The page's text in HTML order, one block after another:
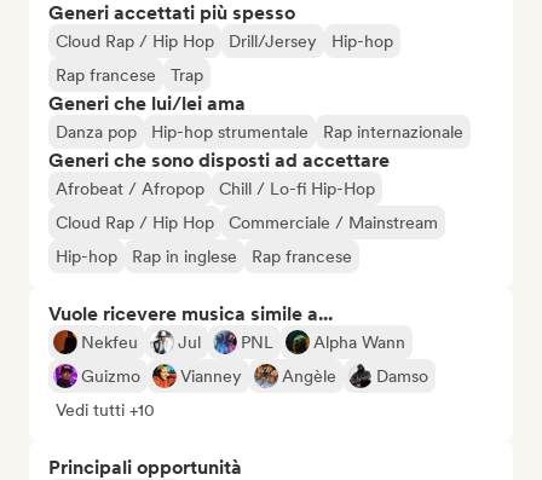
Generi accettati più spesso
Cloud Rap / Hip Hop Drill/Jersey
Hip-hop
Rap francese
Trap
Generi che lui/lei ama
Danza pop Hip-hop strumentale Rap internazionale
Generi che sono disposti ad accettare
Afrobeat / Afropop
Chill / Lo-fi Hip-Hop
Cloud Rap / Hip Hop
Commerciale / Mainstream
Hip-hop
Rap in inglese Rap francese
Vuole ricevere musica simile a...
Nekfeu Jul PNL
Alpha Wann
Guizmo
Vianney Angèle
Damso
Vedi tutti +10
Principali opportunità